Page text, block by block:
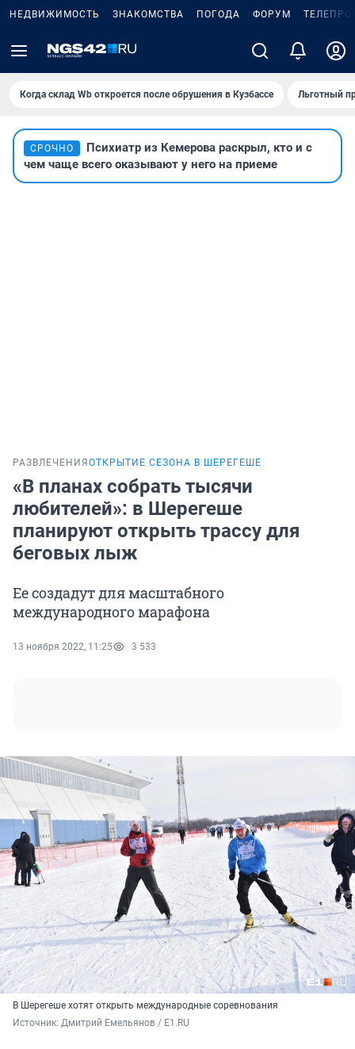
НЕДВИЖИМОСТЬ ЗНАКОМСТВА ПОГОДА ФОРУМ
Когда склад Wb откроется после обрушения в Кузбассе Льготный
СРОЧНО
Психиатр из Кемерова раскрыл, кто и с
чем чаще всего оказывают у него на приеме
РАЗВЛЕЧЕНИЯ ОТКРЫТИЕ СЕЗОНА В ШЕРЕГЕШЕ
«В планах собрать тысячи
любителей»: в Шерегеше
планируют открыть трассу для
беговых лыж
Ее создадут для масштабного
международного марафона
13 ноября 2022, 11:25 3 533
В Шерегеше хотят открыть международные соревнования
Источник: Дмитрий Емельянов / E1.RU